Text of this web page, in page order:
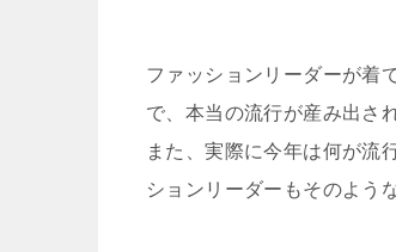
ファッションリーダーが着
で、本当の流行が産み出さ
また、実際に今年は何が流
ションリーダーもそのよう